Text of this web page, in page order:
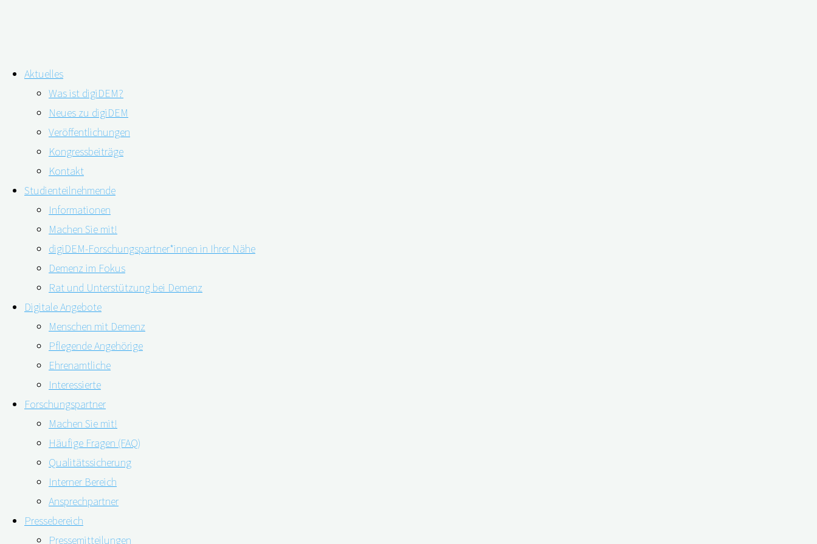
Inhalt
springen
Aktuelles
Was ist digiDEM?
Neues zu digiDEM
Veröffentlichungen
Kongressbeiträge
Kontakt
Studienteilnehmende
Informationen
Machen Sie mit!
digiDEM-Forschungspartner*innen in Ihrer Nähe
Demenz im Fokus
Rat und Unterstützung bei Demenz
Digitale Angebote
Menschen mit Demenz
Pflegende Angehörige
Ehrenamtliche
Interessierte
Forschungspartner
Machen Sie mit!
Häufige Fragen (FAQ)
Qualitätssicherung
Interner Bereich
Ansprechpartner
Pressebereich
Pressemitteilungen
Schlagwort:Hörminderung
Demenzrisiko Schwerhörigkeit – mit dem Hörtest vorbeugen
08.09.202208.09.2022
Das Warnsignal, das im Wortsinn leicht zu überhören sein kann, heißt Schwerhörigkeit. Ein schlechtes Gehör gilt als Risikofaktor für die Entwicklung einer Demenz. Der
digiDEM Bayern-Online-Hörtest dient dabei bereits seit 2021 als Früherkennungsinstrument einer Hörminderung. Wie die renommierte Fachzeitschrift “The Lancet” bereits
2020 berichtete, ist Schwerhörigkeit im mittleren Alter der …
weiterlesen"Demenzrisiko
Schwerhörigkeit
–
Kontakt